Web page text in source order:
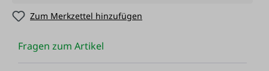
Zum Merkzettel hinzufügen
Fragen zum Artikel